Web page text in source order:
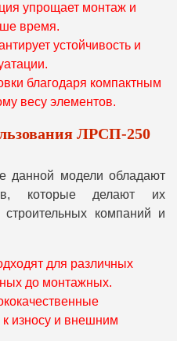
упрощает монтаж и
время.
устойчивость и
благодаря компактным
весу элементов.
ЛРСП-250
данной модели обладают
которые делают их
компаний и
для различных
до монтажных.
износу и внешним